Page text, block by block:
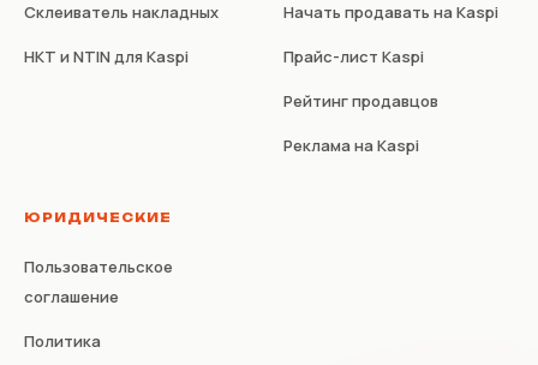
Склеиватель накладных
НКТ и NTIN для Kaspi
Начать продавать на Kaspi
Прайс-лист Kaspi
Рейтинг продавцов
Реклама на Kaspi
ЮРИДИЧЕСКИЕ
Пользовательское
соглашение
Политика